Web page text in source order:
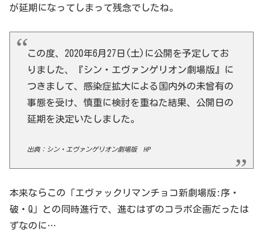
が延期になってしまって残念でしたね。
この度、2020年6月27日(土)に公開を予定してお
りました、『シン・エヴァンゲリオン劇場版』に
つきまして、感染症拡大による国内外の未曾有の
事態を受け、慎重に検討を重ねた結果、公開日の
延期を決定いたしました。
出典：シン・エヴァンゲリオン劇場版 HP
本来ならこの「エヴァックリマンチョコ新劇場版:序・
破・Q」との同時進行で、進むはずのコラボ企画だったは
ずなのに…